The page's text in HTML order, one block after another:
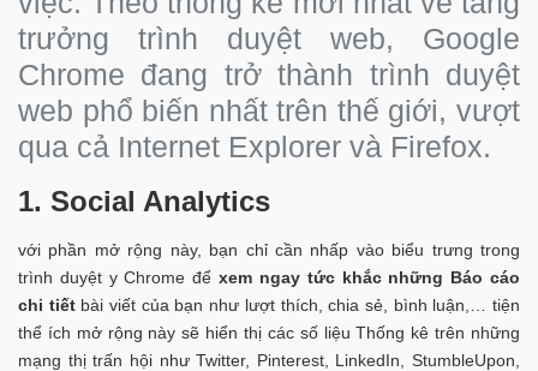
trưởng trình duyệt web, Google
Chrome đang trở thành trình duyệt
web phổ biến nhất trên thế giới, vượt
qua cả Internet Explorer và Firefox.
1. Social Analytics
với phần mở rộng này, bạn chỉ cần nhấp vào biểu trưng trong
trình duyệt y Chrome đểxem ngay tức khắc những Báo cáo
chi tiết bài viết của bạn như lượt thích, chia sẻ, bình luận,… tiện
thể ích mở rộng này sẽ hiển thị các số liệu Thống kê trên những
mạng thị trấn hội như Twitter, Pinterest, LinkedIn, StumbleUpon,